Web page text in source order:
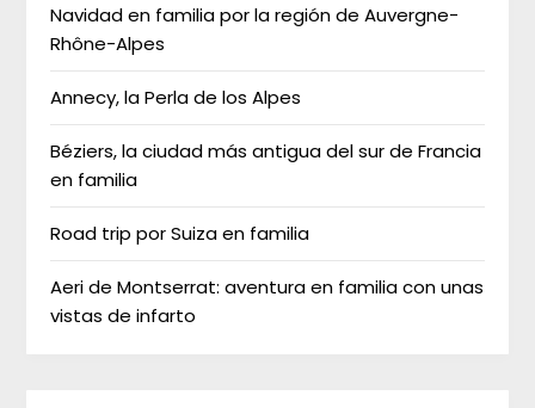
Navidad en familia por la región de Auvergne-
Rhône-Alpes
Annecy, la Perla de los Alpes
Béziers, la ciudad más antigua del sur de Francia
en familia
Road trip por Suiza en familia
Aeri de Montserrat: aventura en familia con unas
vistas de infarto